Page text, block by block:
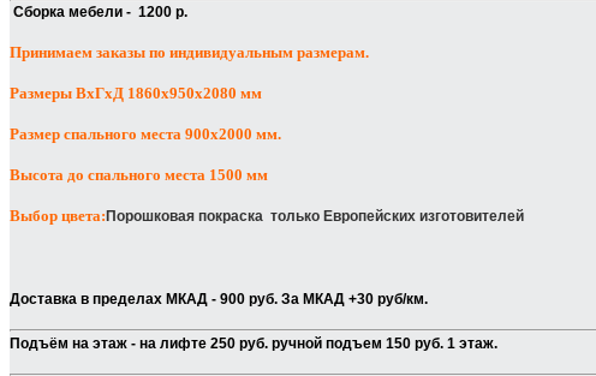
Сборка мебели - 1200 р.
Принимаем заказы по индивидуальным размерам.
Размеры ВхГхД 1860х950х2080 мм
Размер спального места 900х2000 мм.
Высота до спального места 1500 мм
Выбор цвета:Порошковая покраска только Европейских изготовителей
Доставка в пределах МКАД - 900 руб. За МКАД +30 руб/км.
Подъём на этаж - на лифте 250 руб. ручной подъем 150 руб. 1 этаж.